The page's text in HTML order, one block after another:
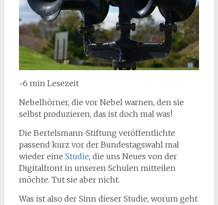
~6 min Lesezeit
Nebelhörner, die vor Nebel warnen, den sie
selbst produzieren, das ist doch mal was!
Die Bertelsmann-Stiftung veröffentlichte
passend kurz vor der Bundestagswahl mal
wieder eine Studie, die uns Neues von der
Digitalfront in unseren Schulen mitteilen
möchte. Tut sie aber nicht.
Was ist also der Sinn dieser Studie, worum geht